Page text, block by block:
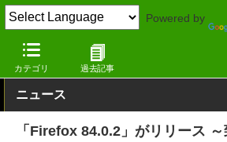
Powered by
カテゴリ 過去記事
窓の杜 インターネット
ニュース
「Firefox 84.0.2」がリリース